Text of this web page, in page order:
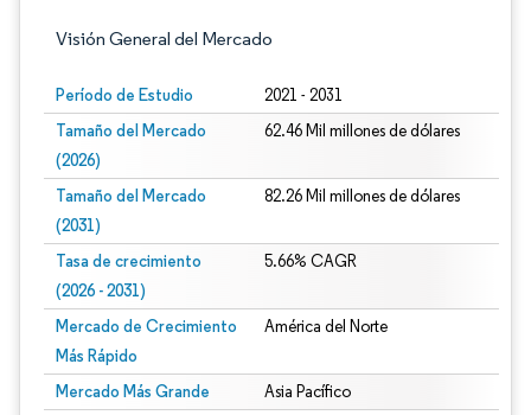
Visión General del Mercado
Período de Estudio 2021 - 2031
Tamaño del Mercado
(2026)
62.46 Mil millones de dólares
Tamaño del Mercado
(2031)
82.26 Mil millones de dólares
Tasa de crecimiento
(2026 - 2031)
5.66% CAGR
Mercado de Crecimiento
Más Rápido
América del Norte
Mercado Más Grande Asia Pacífico